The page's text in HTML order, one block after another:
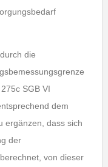
die
SGB VI
dem
ergänzen, dass sich
der
von dieser